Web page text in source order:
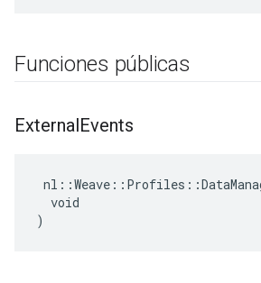
Funciones públicas
ExternalEvents
  void
)